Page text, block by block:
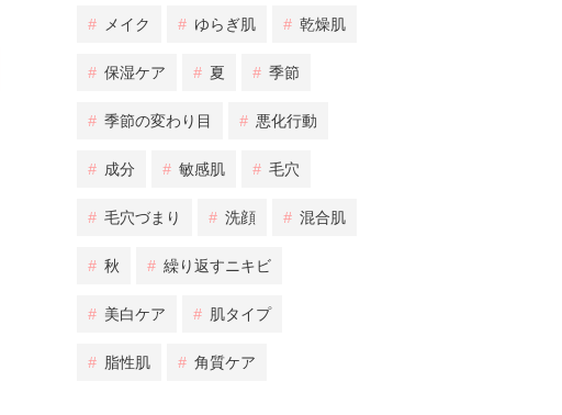
# メイク # ゆらぎ肌 # 乾燥肌
# 保湿ケア # 夏 # 季節
# 季節の変わり目 # 悪化行動
# 成分 # 敏感肌 # 毛穴
# 毛穴づまり # 洗顔 # 混合肌
# 秋 # 繰り返すニキビ
# 美白ケア # 肌タイプ
# 脂性肌 # 角質ケア